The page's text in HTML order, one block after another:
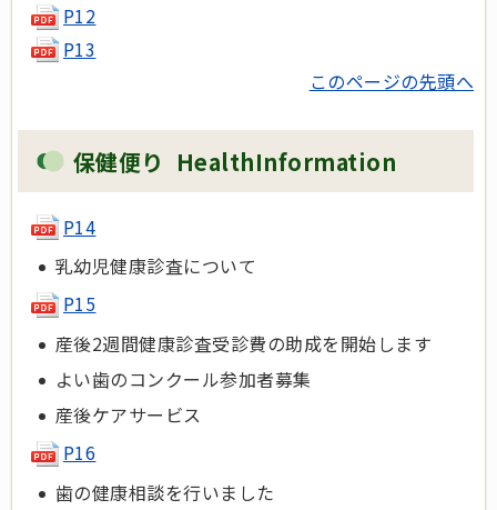
P12
P13
このページの先頭へ
保健便り HealthInformation
P14
乳幼児健康診査について
P15
産後2週間健康診査受診費の助成を開始します
よい歯のコンクール参加者募集
産後ケアサービス
P16
歯の健康相談を行いました